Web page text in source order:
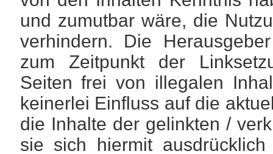
und zumutbar wäre, die
verhindern. Die
zum Zeitpunkt der
Seiten frei von illegalen
keinerlei Einfluss auf die
die Inhalte der gelinkten /
sie sich hiermit